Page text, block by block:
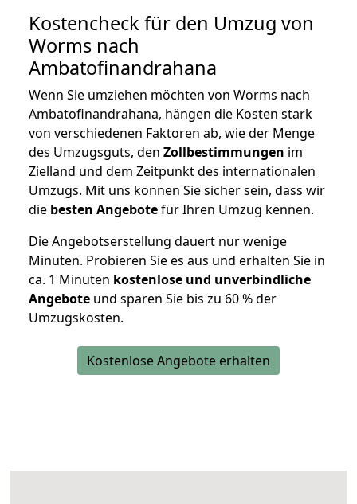
Kostencheck für den Umzug von
Worms nach
Ambatofinandrahana
Wenn Sie umziehen möchten von Worms nach
Ambatofinandrahana, hängen die Kosten stark
von verschiedenen Faktoren ab, wie der Menge
des Umzugsguts, den Zollbestimmungen im
Zielland und dem Zeitpunkt des internationalen
Umzugs. Mit uns können Sie sicher sein, dass wir
die besten Angebotefür Ihren Umzug kennen.
Die Angebotserstellung dauert nur wenige
Minuten. Probieren Sie es aus und erhalten Sie in
ca. 1 Minuten kostenlose und unverbindliche
Angebote und sparen Sie bis zu 60 % der
Umzugskosten.
Kostenlose Angebote erhalten